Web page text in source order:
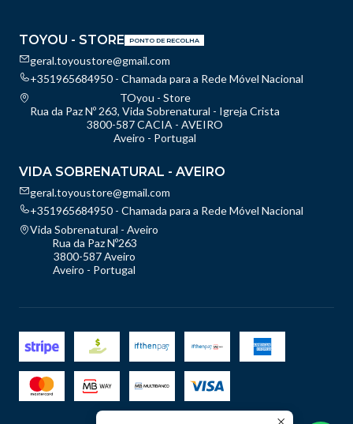
TOYOU - STORE PONTO DE RECOLHA
geral.toyoustore@gmail.com
+351965684950 - Chamada para a Rede Móvel Nacional
TOyou - Store
Rua da Paz Nº 263, Vida Sobrenatural - Igreja Crista
3800-587 CACIA - AVEIRO
Aveiro - Portugal
VIDA SOBRENATURAL - AVEIRO
geral.toyoustore@gmail.com
+351965684950 - Chamada para a Rede Móvel Nacional
Vida Sobrenatural - Aveiro
Rua da Paz Nº263
3800-587 Aveiro
Aveiro - Portugal